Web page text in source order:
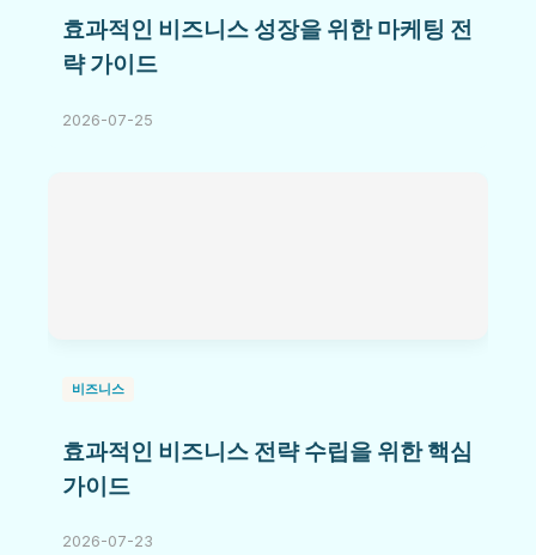
효과적인 비즈니스 성장을 위한 마케팅 전
략 가이드
2026-07-25
비즈니스
효과적인 비즈니스 전략 수립을 위한 핵심
가이드
2026-07-23